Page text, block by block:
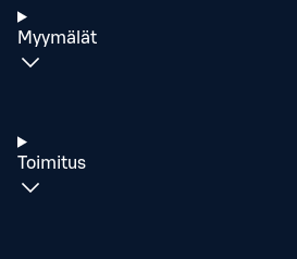
Myymälät
Toimitus